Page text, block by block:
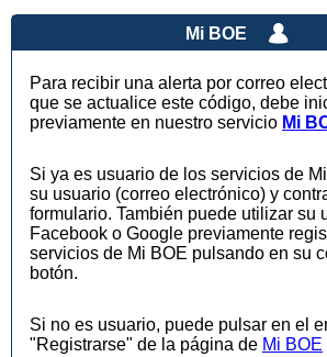
Mi BOE
Para recibir una alerta por correo
que se actualice este código, debe
previamente en nuestro servicio Mi
Si ya es usuario de los servicios de
su usuario (correo electrónico) y
formulario. También puede utilizar su
Facebook o Google previamente
servicios de Mi BOE pulsando en su
botón.
Si no es usuario, puede pulsar en el
"Registrarse" de la página de Mi BOE